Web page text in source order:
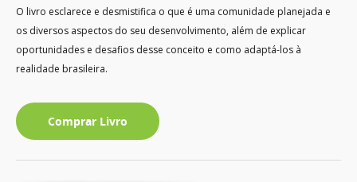
O livro esclarece e desmistifica o que é uma comunidade planejada e
os diversos aspectos do seu desenvolvimento, além de explicar
oportunidades e desafios desse conceito e como adaptá-los à
realidade brasileira.
Comprar Livro